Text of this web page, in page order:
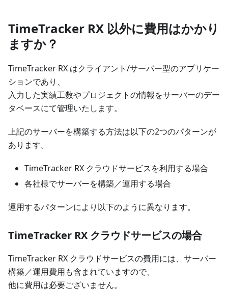
TimeTracker RX 以外に費用はかかり
ますか？
TimeTracker RX はクライアント/サーバー型のアプリケー
ションであり、
入力した実績工数やプロジェクトの情報をサーバーのデー
タベースにて管理いたします。
上記のサーバーを構築する方法は以下の2つのパターンが
あります。
TimeTracker RX クラウドサービスを利用する場合
各社様でサーバーを構築／運用する場合
運用するパターンにより以下のように異なります。
TimeTracker RX クラウドサービスの場合
TimeTracker RX クラウドサービスの費用には、サーバー
構築／運用費用も含まれていますので、
他に費用は必要ございません。